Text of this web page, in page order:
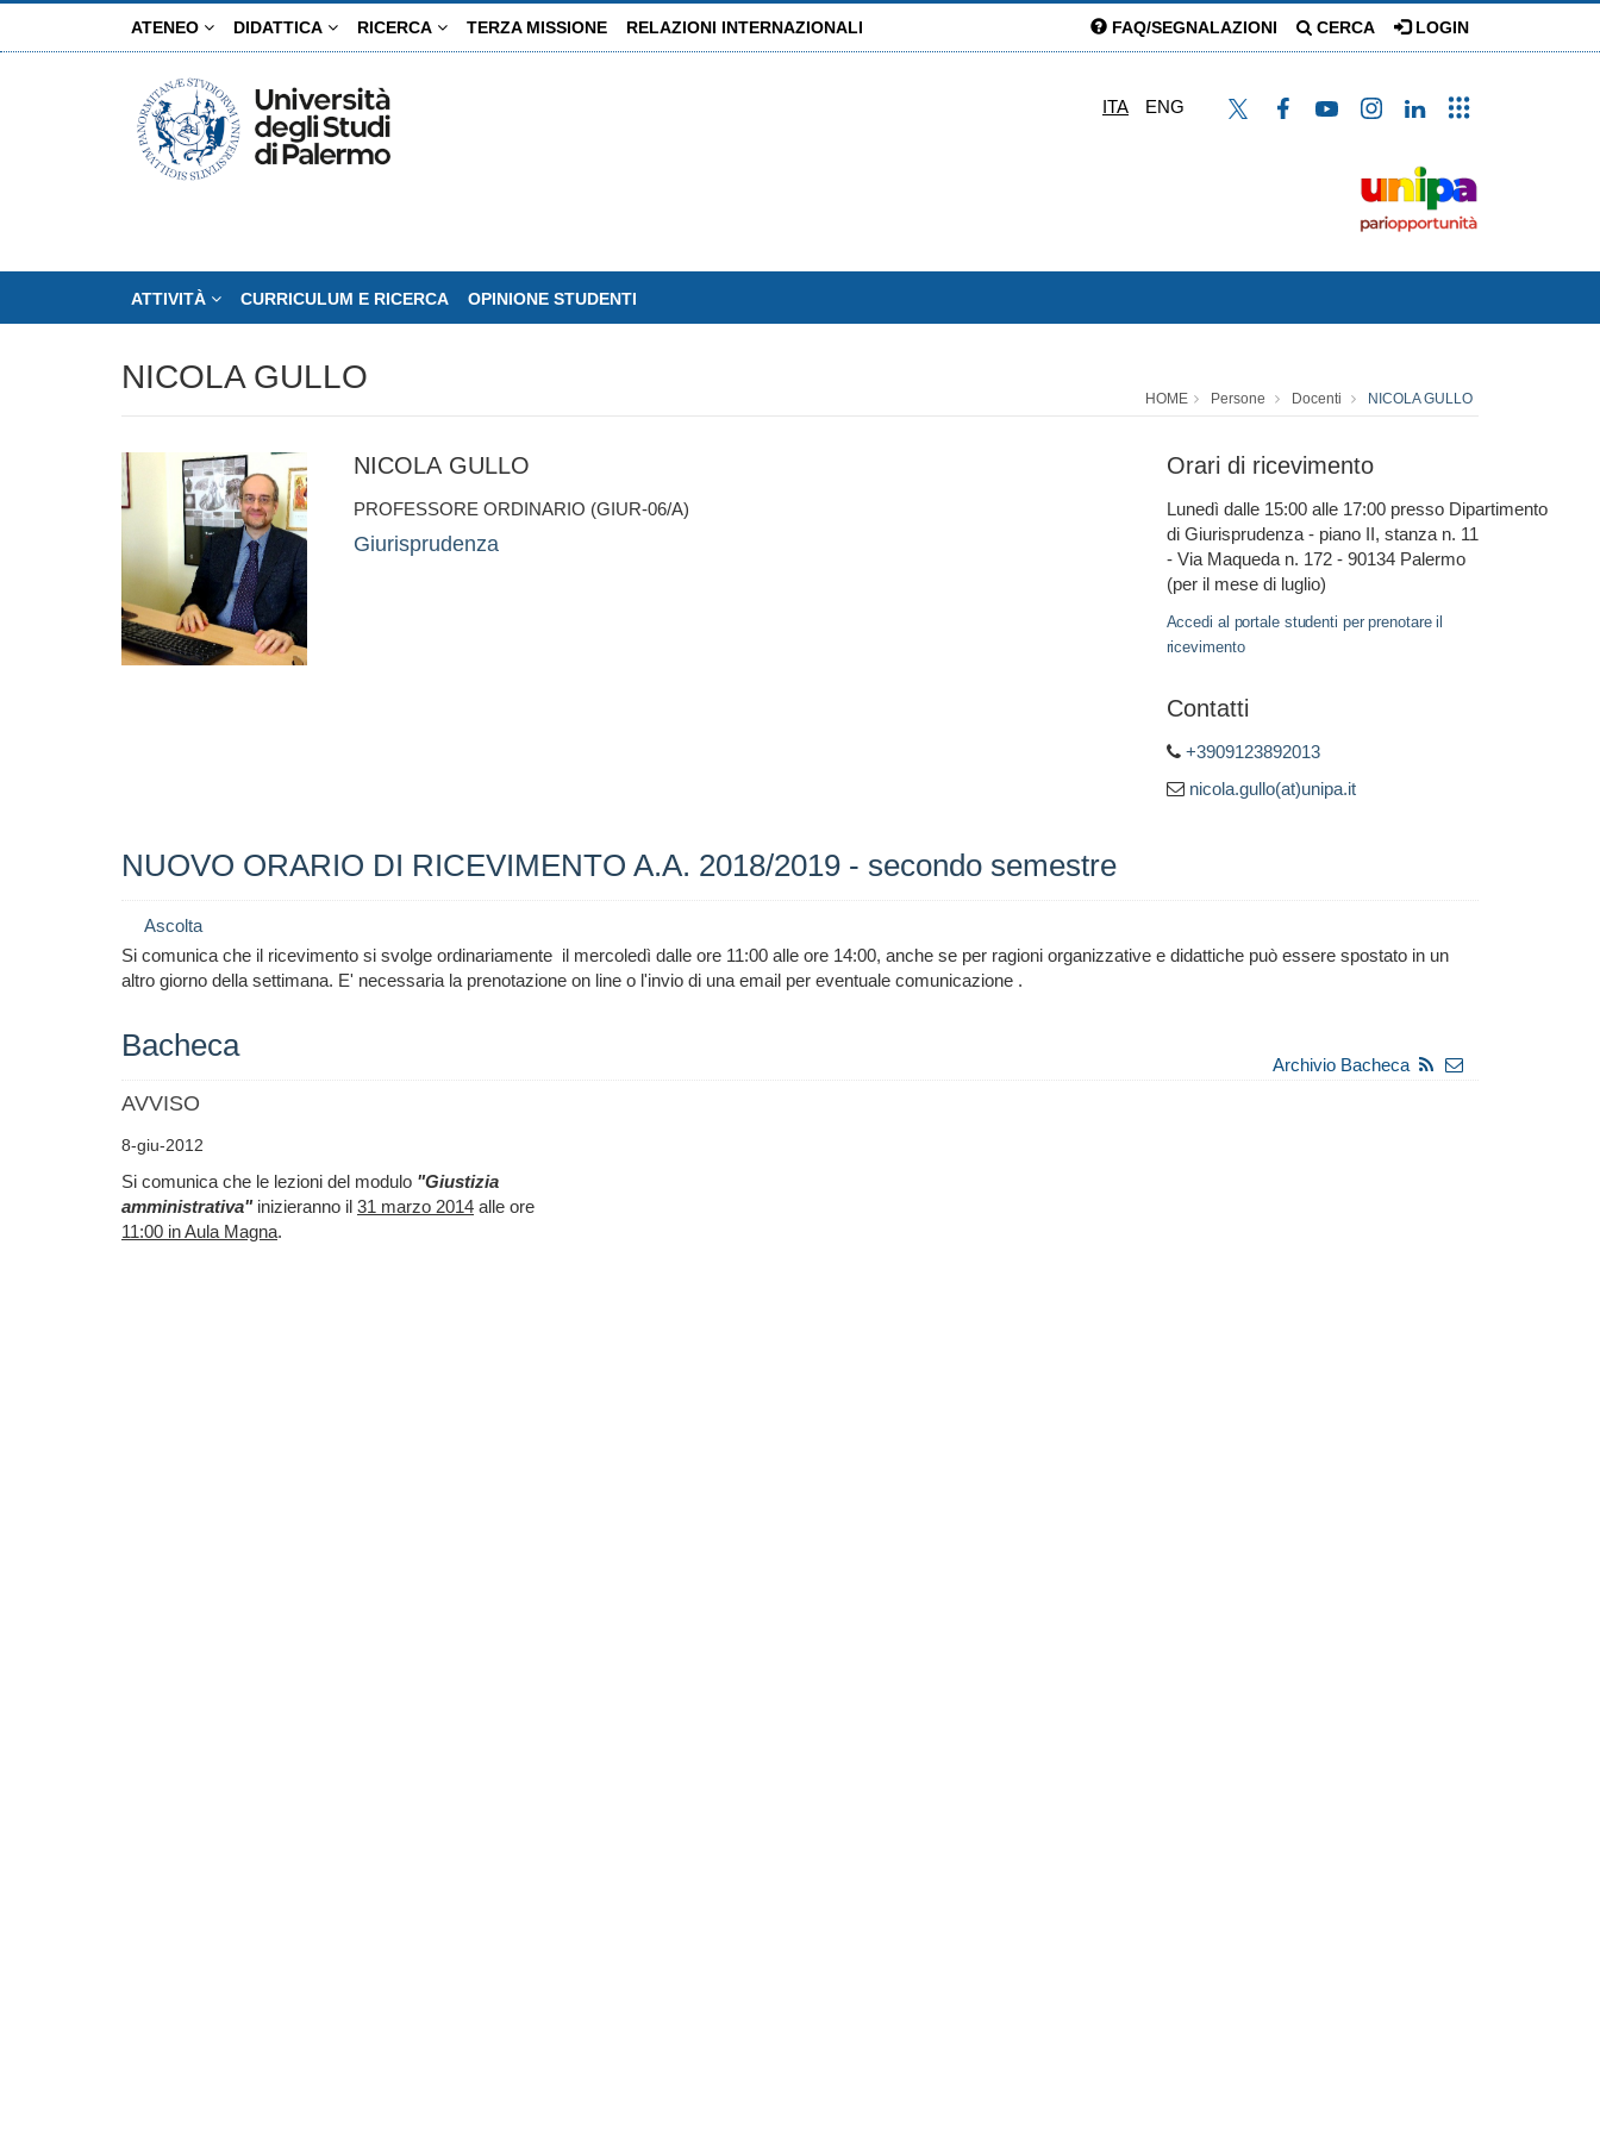
ATENEO DIDATTICA RICERCA TERZA MISSIONE RELAZIONI INTERNAZIONALI FAQ/SEGNALAZIONI CERCA LOGIN
ITA ENG
ATTIVITÀ CURRICULUM E RICERCA OPINIONE STUDENTI
NICOLA GULLO
HOME Persone Docenti NICOLA GULLO
NICOLA GULLO
PROFESSORE ORDINARIO (GIUR-06/A)
Giurisprudenza
Orari di ricevimento
Lunedì dalle 15:00 alle 17:00 presso Dipartimento
di Giurisprudenza - piano II, stanza n. 11
- Via Maqueda n. 172 - 90134 Palermo
(per il mese di luglio)
Accedi al portale studenti per prenotare il
ricevimento
Contatti
+3909123892013
nicola.gullo(at)unipa.it
NUOVO ORARIO DI RICEVIMENTO A.A. 2018/2019 - secondo semestre
Ascolta
Si comunica che il ricevimento si svolge ordinariamente il mercoledì dalle ore 11:00 alle ore 14:00, anche se per ragioni organizzative e didattiche può essere spostato in un
altro giorno della settimana. E' necessaria la prenotazione on line o l'invio di una email per eventuale comunicazione .
Bacheca
Archivio Bacheca
AVVISO
8-giu-2012
Si comunica che le lezioni del modulo "Giustizia
amministrativa"inizieranno il 31 marzo 2014 alle ore
11:00 in Aula Magna.